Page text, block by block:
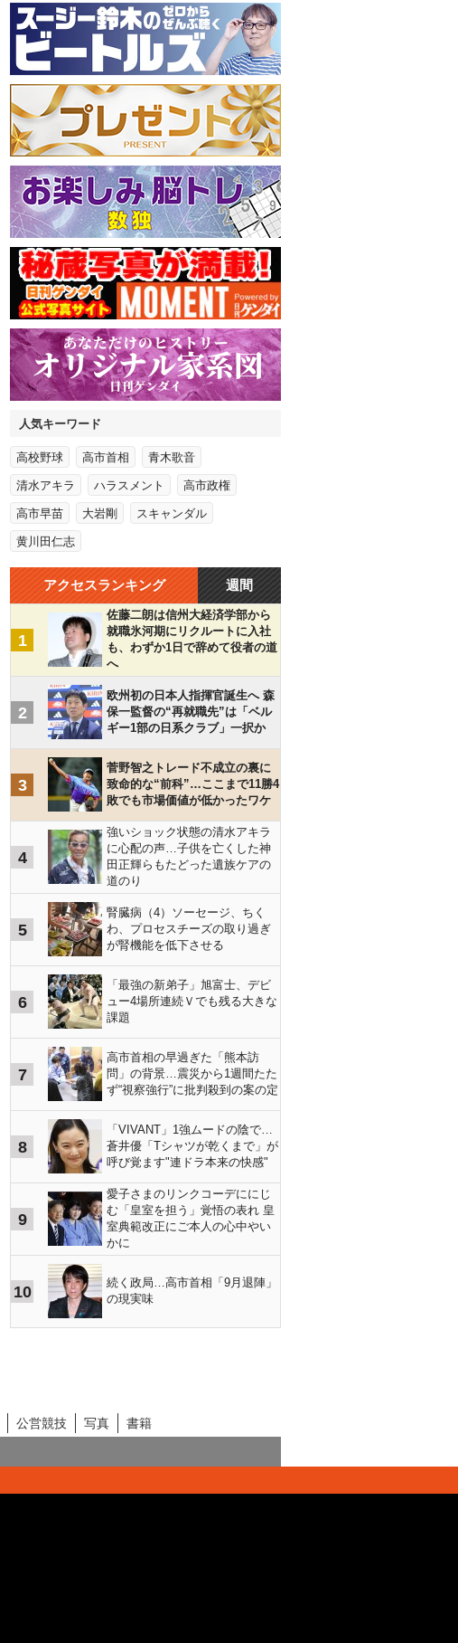
人気キーワード
高校野球 高市首相 青木歌音
清水アキラ ハラスメント 高市政権
高市早苗 大岩剛 スキャンダル
黄川田仁志
アクセスランキング 週間
1
佐藤二朗は信州大経済学部から
就職氷河期にリクルートに入社
も、わずか1日で辞めて役者の道
へ
2
欧州初の日本人指揮官誕生へ 森
保一監督の“再就職先”は「ベル
ギー1部の日系クラブ」一択か
3
菅野智之トレード不成立の裏に
致命的な“前科”…ここまで11勝4
敗でも市場価値が低かったワケ
4
強いショック状態の清水アキラ
に心配の声…子供を亡くした神
田正輝らもたどった遺族ケアの
道のり
5
腎臓病（4）ソーセージ、ちく
わ、プロセスチーズの取り過ぎ
が腎機能を低下させる
6
「最強の新弟子」旭富士、デビ
ュー4場所連続Ｖでも残る大きな
課題
7
高市首相の早過ぎた「熊本訪
問」の背景…震災から1週間たた
ず“視察強行”に批判殺到の案の定
8
「VIVANT」1強ムードの陰で…
蒼井優「Tシャツが乾くまで」が
呼び覚ます"連ドラ本来の快感"
9
愛子さまのリンクコーデににじ
む「皇室を担う」覚悟の表れ 皇
室典範改正にご本人の心中やい
かに
10
続く政局…高市首相「9月退陣」
の現実味
公営競技 写真
書籍